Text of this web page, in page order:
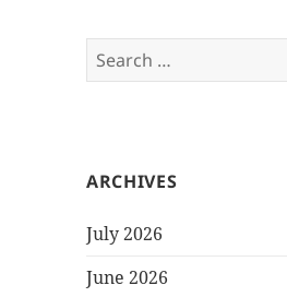
Search
for:
ARCHIVES
July 2026
June 2026